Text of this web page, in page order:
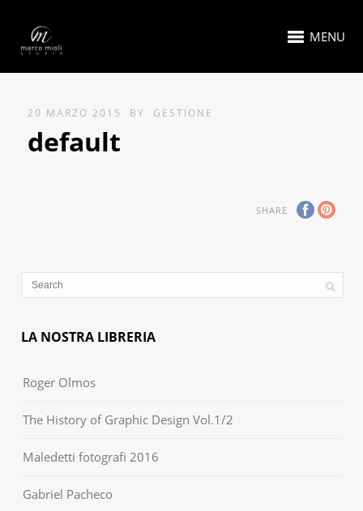
MENU
20 MARZO 2015 BY GESTIONE
default
SHARE
LA NOSTRA LIBRERIA
Roger Olmos
The History of Graphic Design Vol.1/2
Maledetti fotografi 2016
Gabriel Pacheco